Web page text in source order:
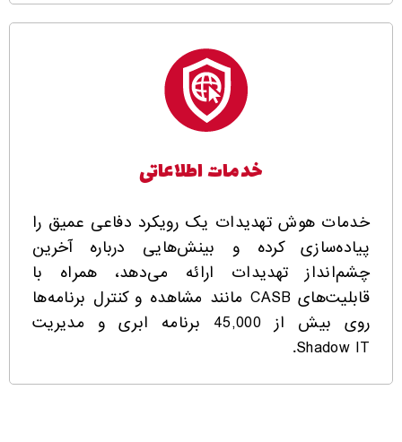
خدمات اطلاعاتی
خدمات هوش تهدیدات یک رویکرد دفاعی عمیق را
پیاده‌سازی کرده و بینش‌هایی درباره آخرین
چشم‌انداز تهدیدات ارائه می‌دهد، همراه با
قابلیت‌های CASB مانند مشاهده و کنترل برنامه‌ها
روی بیش از 45,000 برنامه ابری و مدیریت
Shadow IT.